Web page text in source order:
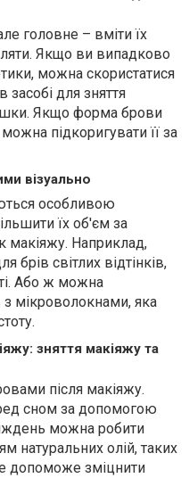
головне – вміти їх
Якщо ви випадково
можна скористатися
для зняття
Якщо форма брови
підкоригувати її за
візуально
особливою
їх об'єм за
макіяжу. Наприклад,
брів світлих відтінків,
Або ж можна
мікроволокнами, яка
зняття макіяжу та
після макіяжу.
сном за допомогою
можна робити
натуральних олій, таких
допоможе зміцнити